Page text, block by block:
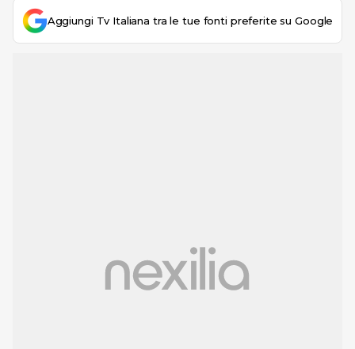
Aggiungi Tv Italiana tra le tue fonti preferite su Google